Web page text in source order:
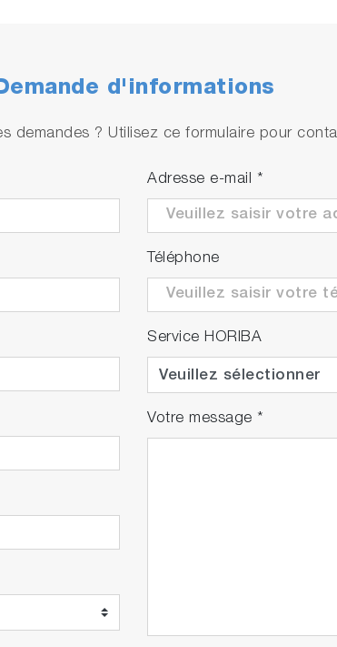
d'informations
demandes ? Utilisez ce formulaire pour
Adresse e-mail *
Téléphone
Service HORIBA
Votre message *